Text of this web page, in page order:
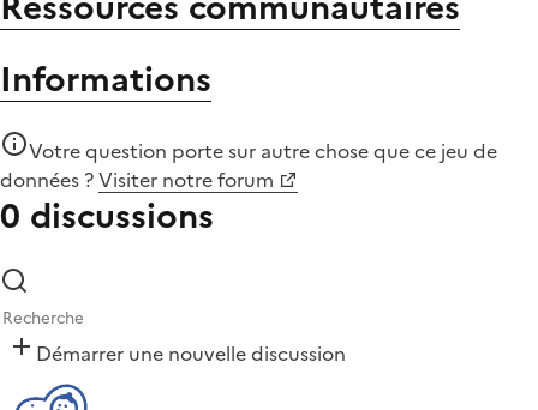
Informations
Votre question porte sur autre chose quece jeu de
données ?Visiter notre forum
0 discussions
Démarrer une nouvelle discussion